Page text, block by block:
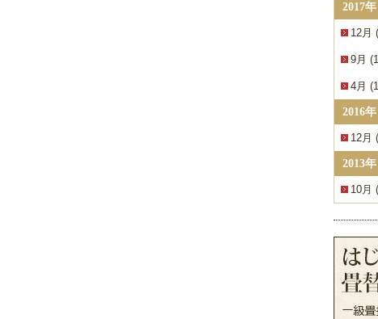
2017年
12月
9月
4月
2016年
12月
2013年
10月